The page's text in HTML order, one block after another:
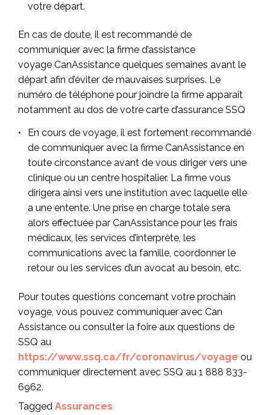
votre départ.​
En cas de doute, il est recommandé de
communiquer avec la firme d’assistance
voyage CanAssistance quelques semaines avant le
départ afin d’éviter de mauvaises surprises. Le
numéro de téléphone pour joindre la firme apparaît
notamment au dos de votre carte d’assurance SSQ
En cours de voyage, il est fortement recommandé
de communiquer avec la firme CanAssistance en
toute circonstance avant de vous diriger vers une
clinique ou un centre hospitalier. La firme vous
dirigera ainsi vers une institution avec laquelle elle
a une entente. Une prise en charge totale sera
alors effectuée par CanAssistance pour les frais
médicaux, les services d’interprète, les
communications avec la famille, coordonner le
retour ou les services d’un avocat au besoin, etc.
Pour toutes questions concernant votre prochain
voyage, vous pouvez communiquer avec Can
Assistance ou consulter la foire aux questions de
SSQ au
https://www.ssq.ca/fr/coronavirus/voyage ou
communiquer directement avec SSQ au 1 888 833-
6962.
Tagged Assurances